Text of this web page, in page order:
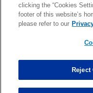
TOP
PHOTO BY AP
clicking the “Cookies
footer of this website’s
please refer to our